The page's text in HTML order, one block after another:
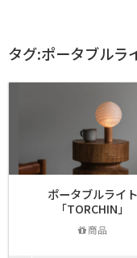
タグ:ポータブルラ
ポータブルライト
「TORCHIN」
商品